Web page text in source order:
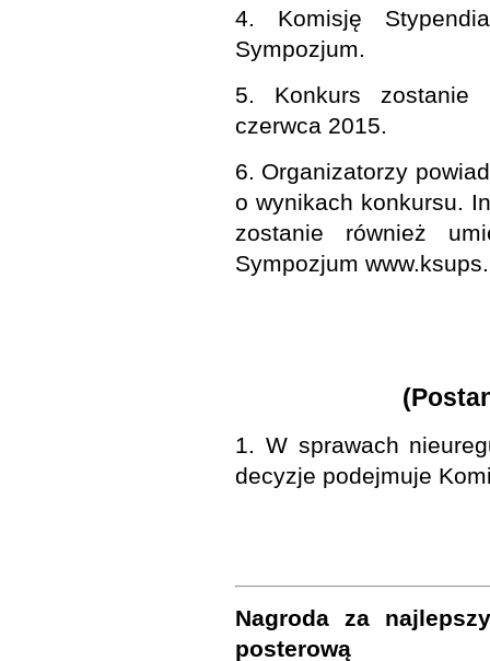
4. Komisję
Sympozjum.
5. Konkurs zostanie
czerwca 2015.
6. Organizatorzy
o wynikach konkursu.
zostanie również
Sympozjum
1. W sprawach
decyzje podejmuje
Nagroda za
posterową